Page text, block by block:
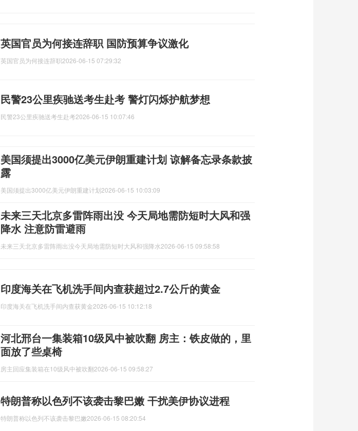
英国官员为何接连辞职 国防预算争议激化
英国官员为何接连辞职2026-06-15 07:29:32
民警23公里疾驰送考生赴考 警灯闪烁护航梦想
民警23公里疾驰送考生赴考2026-06-15 10:07:46
美国须提出3000亿美元伊朗重建计划 谅解备忘录条款披
露
美国须提出3000亿美元伊朗重建计划2026-06-15 10:03:09
未来三天北京多雷阵雨出没 今天局地需防短时大风和强
降水 注意防雷避雨
未来三天北京多雷阵雨出没今天局地需防短时大风和强降水2026-06-15 09:58:58
印度海关在飞机洗手间内查获超过2.7公斤的黄金
印度海关在飞机洗手间内查获黄金2026-06-15 10:12:18
河北邢台一集装箱10级风中被吹翻 房主：铁皮做的，里
面放了些桌椅
房主回应集装箱在10级风中被吹翻2026-06-15 09:58:27
特朗普称以色列不该袭击黎巴嫩 干扰美伊协议进程
特朗普称以色列不该袭击黎巴嫩2026-06-15 08:20:54